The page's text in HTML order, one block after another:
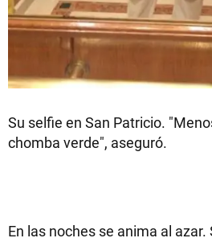
Su selfie en San Patricio.
chomba verde", aseguró.
En las noches se anima al